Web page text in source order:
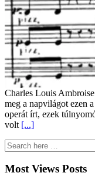
Charles Louis
meg a napvilágot ezen
operát írt, ezek
volt [...]
Most Views Posts